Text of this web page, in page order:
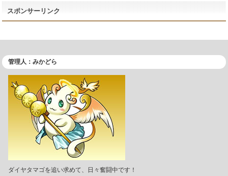
スポンサーリンク
管理人：みかどら
ダイヤタマゴを追い求めて、日々奮闘中です！